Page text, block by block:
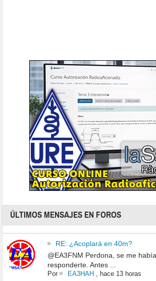
ÚLTIMOS MENSAJES EN FOROS
RE: ¿Acoplará en 40m?
@EA3FNM Perdona, se me
responderte. Antes ...
Por EA3HAH, hace 13 horas